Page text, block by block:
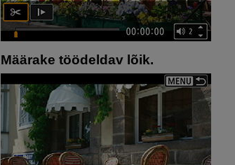
Määrake töödeldav lõik.